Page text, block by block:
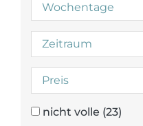
Wochentage
Zeitraum
Preis
nicht volle (23)